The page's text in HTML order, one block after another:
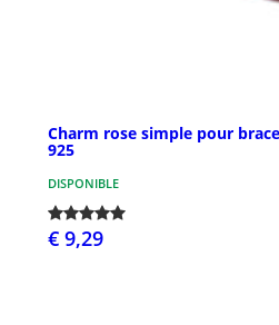
Charm rose simple pour
925
DISPONIBLE
€ 9,29